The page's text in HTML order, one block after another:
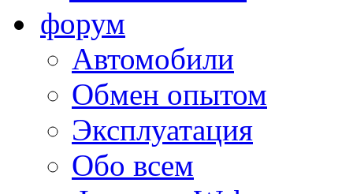
форум
Автомобили
Обмен опытом
Эксплуатация
Обо всем